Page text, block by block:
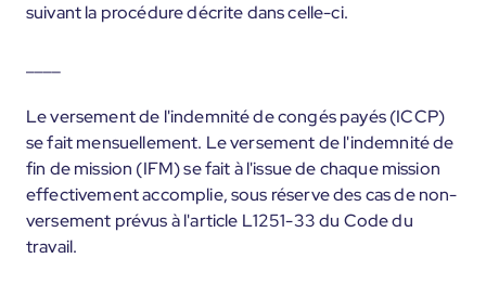
suivant la procédure décrite dans celle-ci.
Le versement de l'indemnité de congés payés (ICCP)
se fait mensuellement. Le versement de l'indemnité de
fin de mission (IFM) se fait à l'issue de chaque mission
effectivement accomplie, sous réserve des cas de non-
versement prévus à l'article L1251-33 du Code du
travail.